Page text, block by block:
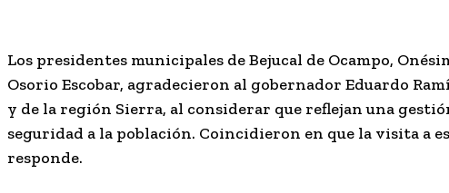
Los presidentes municipales de Bejucal de Ocampo,
Osorio Escobar, agradecieron al gobernador Eduardo
y de la región Sierra, al considerar que reflejan una
seguridad a la población. Coincidieron en que la visita a
responde.